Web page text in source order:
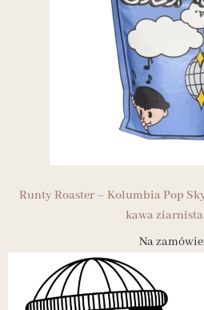
Runty Roaster – Kolumbia Pop
kawa ziarnista
Na